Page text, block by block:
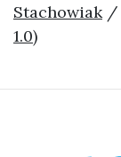
Stachowiak/
1.0)